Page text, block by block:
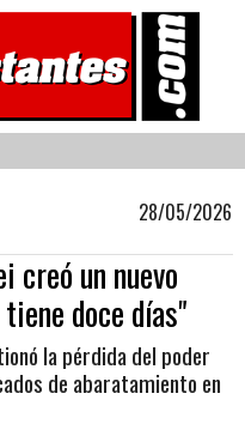
28/05/2026
creó un nuevo
doce días"
la pérdida del poder
de abaratamiento en